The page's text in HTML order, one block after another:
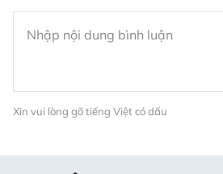
Xin vui lòng gõ tiếng Việt có dấu